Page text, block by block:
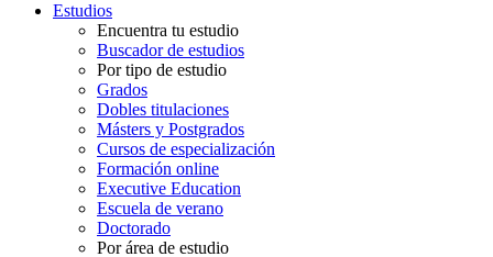
Estudios
Encuentra tu estudio
Buscador de estudios
Por tipo de estudio
Grados
Dobles titulaciones
Másters y Postgrados
Cursos de especialización
Formación online
Executive Education
Escuela de verano
Doctorado
Por área de estudio